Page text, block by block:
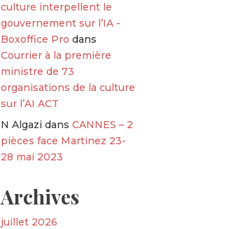
culture interpellent le
gouvernement sur l’IA -
Boxoffice Pro dans
Courrier à la première
ministre de 73
organisations de la culture
sur l’AI ACT
N Algazi dansCANNES – 2
pièces face Martinez 23-
28 mai 2023
Archives
juillet 2026